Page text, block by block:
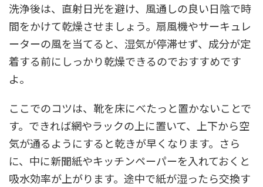
洗浄後は、直射日光を避け、風通しの良い日陰で時
間をかけて乾燥させましょう。扇風機やサーキュレ
ーターの風を当てると、湿気が停滞せず、成分が定
着する前にしっかり乾燥できるのでおすすめです
よ。
ここでのコツは、靴を床にべたっと置かないことで
す。できれば網やラックの上に置いて、上下から空
気が通るようにすると乾きが早くなります。さら
に、中に新聞紙やキッチンペーパーを入れておくと
吸水効率が上がります。途中で紙が湿ったら交換す